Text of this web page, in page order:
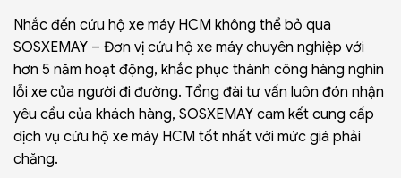
Nhắc đến cứu hộ xe máy HCM không thể bỏ qua
SOSXEMAY – Đơn vị cứu hộ xe máy chuyên nghiệp với
hơn 5 năm hoạt động, khắc phục thành công hàng nghìn
lỗi xe của người đi đường. Tổng đài tư vấn luôn đón nhận
yêu cầu của khách hàng, SOSXEMAY cam kết cung cấp
dịch vụ cứu hộ xe máy HCM tốt nhất với mức giá phải
chăng.